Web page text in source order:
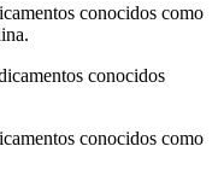
conocidos como
conocidos
conocidos como